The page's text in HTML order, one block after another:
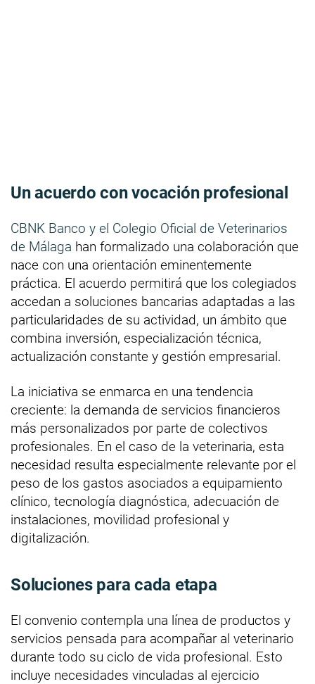
Un acuerdo con vocación profesional
CBNK Banco y el Colegio Oficial de Veterinarios
de Málaga han formalizado una colaboración que
nace con una orientación eminentemente
práctica. El acuerdo permitirá que los colegiados
accedan a soluciones bancarias adaptadas a las
particularidades de su actividad, un ámbito que
combina inversión, especialización técnica,
actualización constante y gestión empresarial.
La iniciativa se enmarca en una tendencia
creciente: la demanda de servicios financieros
más personalizados por parte de colectivos
profesionales. En el caso de la veterinaria, esta
necesidad resulta especialmente relevante por el
peso de los gastos asociados a equipamiento
clínico, tecnología diagnóstica, adecuación de
instalaciones, movilidad profesional y
digitalización.
Soluciones para cada etapa
El convenio contempla una línea de productos y
servicios pensada para acompañar al veterinario
durante todo su ciclo de vida profesional. Esto
incluye necesidades vinculadas al ejercicio